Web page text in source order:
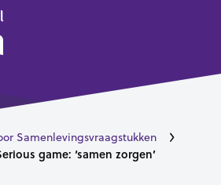
Samenlevingsvraagstukken
game: ‘samen zorgen’